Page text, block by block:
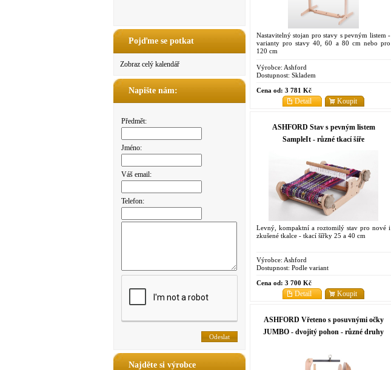
Pojďme se potkat
Zobraz celý kalendář
Napište nám:
Předmět:
Jméno:
Váš email:
Telefon:
Najděte si výrobce
Nastavitelný stojan pro stavy s pevným listem -
varianty pro stavy 40, 60 a 80 cm nebo pro
120 cm
Výrobce: Ashford
Dostupnost: Skladem
Cena od: 3 781 Kč
Koupit
Detail
ASHFORD Stav s pevným listem
SampleIt - různé tkací šíře
Levný, kompaktní a roztomilý stav pro nové i
zkušené tkalce - tkací šířky 25 a 40 cm
Výrobce: Ashford
Dostupnost: Podle variant
Cena od: 3 700 Kč
Koupit
Detail
ASHFORD Vřeteno s posuvnými očky
JUMBO - dvojitý pohon - různé druhy